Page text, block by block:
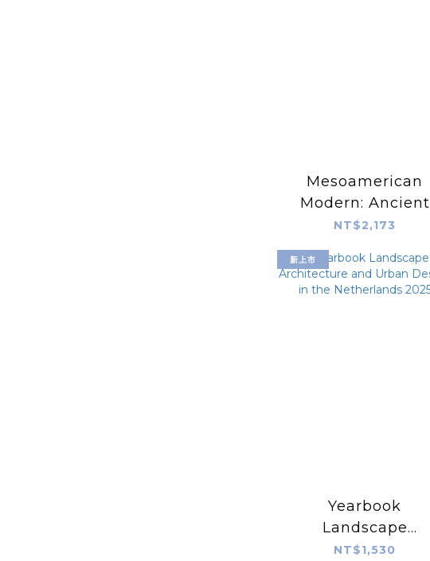
Mesoamerican
Modern: Ancient
Ideas in
Contemporary
Mexican Homes
NT$2,173
新上市
Yearbook
Landscape
Architecture and
NT$1,530